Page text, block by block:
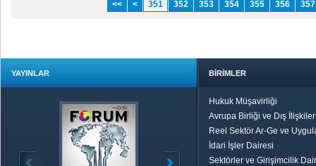
<< < 351 352 353 354 355 356 357
YAYINLAR BİRİMLER
Hukuk Müşavirliği
Avrupa Birliği ve Dış
Reel Sektör Ar-Ge ve
İdari İşler Dairesi
Sektörler ve Girişimcilik